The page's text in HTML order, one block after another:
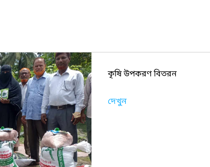
কৃষি উপকরণ বিতরন
দেখুন